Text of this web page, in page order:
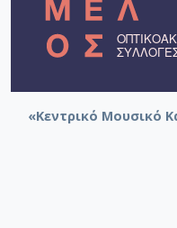
«Κεντρικό Μουσικό